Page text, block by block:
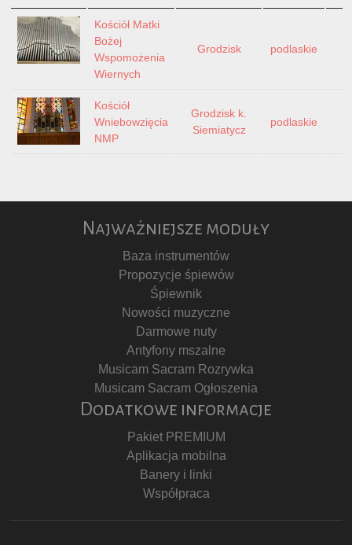
Kościół Matki
Bożej
Wspomożenia
Wiernych
Grodzisk podlaskie
Kościół
Wniebowzięcia
NMP
Grodzisk k.
Siemiatycz
podlaskie
Najważniejsze moduły
Baza instrumentów
Propozycje śpiewów
Śpiewnik
Nowości muzyczne
Darmowe nuty
Antyfony mszalne
Musicam Sacram Rozrywka
Musicam Sacram Ogłoszenia
Dodatkowe informacje
Pakiet PREMIUM
Aplikacja mobilna
Banery i linki
Współpraca